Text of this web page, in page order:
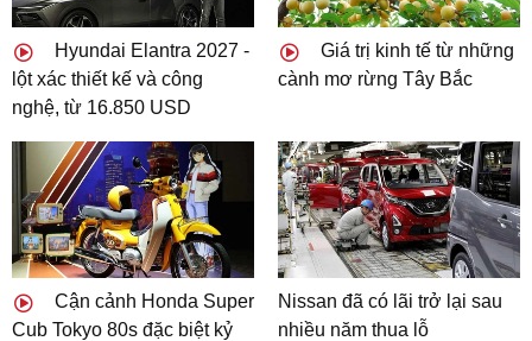
Hyundai Elantra 2027 -
lột xác thiết kế và công
nghệ, từ 16.850 USD
Giá trị kinh tế từ những
cành mơ rừng Tây Bắc
Cận cảnh Honda Super
Cub Tokyo 80s đặc biệt kỷ
Nissan đã có lãi trở lại sau
nhiều năm thua lỗ